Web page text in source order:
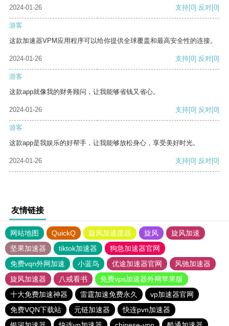
2024-01-26 支持[0] 反对[0]
游客
这款加速器VPM应用程序可以给你提供全球覆盖和最高安全性的连接。
2024-01-26 支持[0] 反对[0]
游客
这款app就像我的财务顾问，让我能够省钱又省心。
2024-01-26 支持[0] 反对[0]
游客
这款app是我娱乐的好帮手，让我能够放松身心，享受美好时光。
2024-01-26 支持[0] 反对[0]
友情链接
网站地图 QuickQ 旋风加速度器 旋风
旋风加速
坚果加速器
tiktok加速器
狗急加速器官网
免费vqn外网加速
小蓝鸟 优途加速器官网
风驰加速器
旋风加速器
八戒看书
免费vps加速器外网苹果版
十大免费加速神器
雷霆加速免费永久
vp加速器官网
免费VQN下载站
元链加速器
快连pvn加速器